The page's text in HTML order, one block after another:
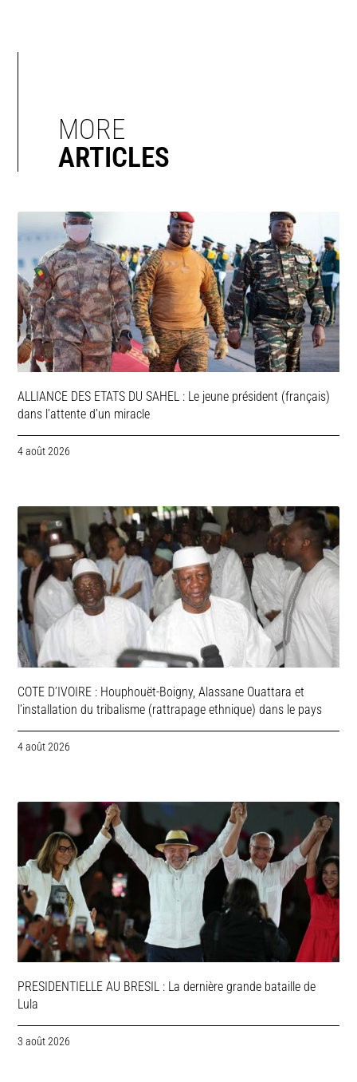
MORE
ARTICLES
ALLIANCE DES ETATS DU SAHEL : Le jeune président (français)
dans l’attente d’un miracle
4 août 2026
COTE D’IVOIRE : Houphouët-Boigny, Alassane Ouattara et
l’installation du tribalisme (rattrapage ethnique) dans le pays
4 août 2026
PRESIDENTIELLE AU BRESIL : La dernière grande bataille de
Lula
3 août 2026